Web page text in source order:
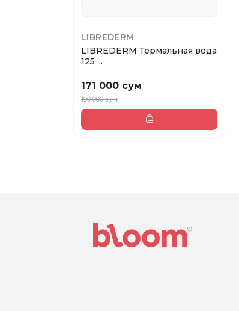
LIBREDERM
LIBREDERM Термальная вода
125 ...
171 000 сум
190 000 сум